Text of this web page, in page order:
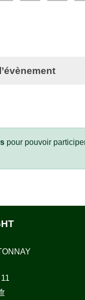
pour pouvoir